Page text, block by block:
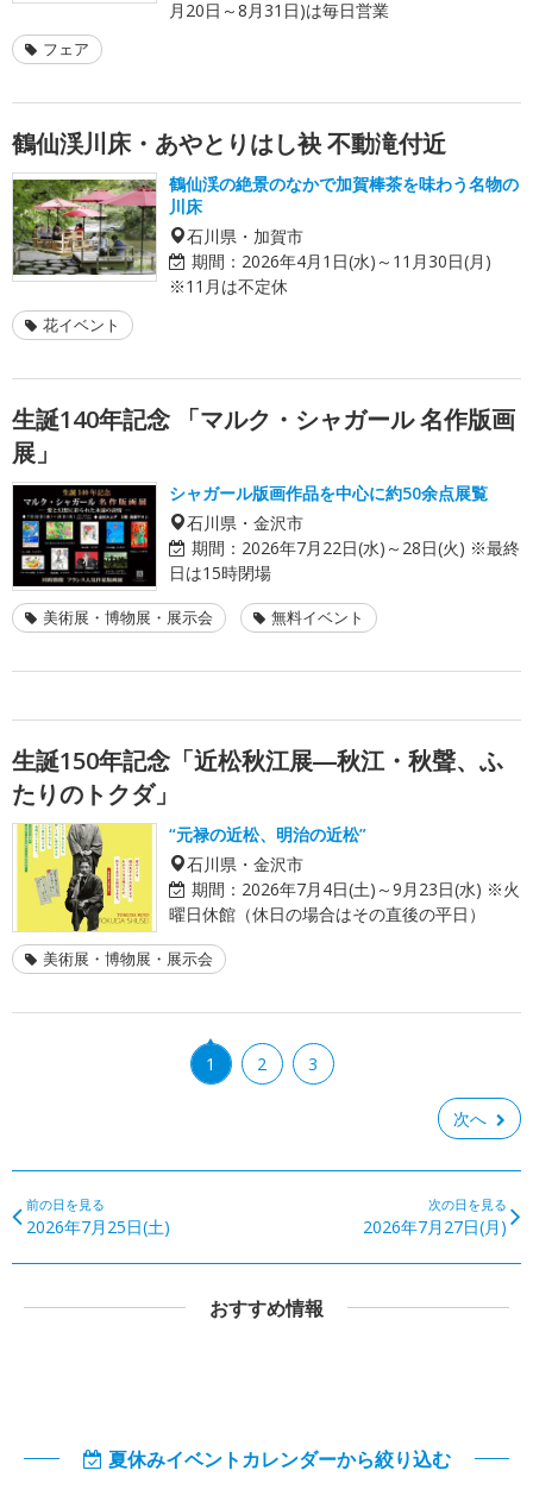
月20日～8月31日)は毎日営業
フェア
鶴仙渓川床・あやとりはし袂 不動滝付近
鶴仙渓の絶景のなかで加賀棒茶を味わう名物の
川床
石川県・加賀市
期間： 2026年4月1日(水)～11月30日(月)
※11月は不定休
花イベント
生誕140年記念 「マルク・シャガール 名作版画
展」
シャガール版画作品を中心に約50余点展覧
石川県・金沢市
期間： 2026年7月22日(水)～28日(火) ※最終
日は15時閉場
美術展・博物展・展示会 無料イベント
生誕150年記念「近松秋江展―秋江・秋聲、ふ
たりのトクダ」
“元禄の近松、明治の近松”
石川県・金沢市
期間： 2026年7月4日(土)～9月23日(水) ※火
曜日休館（休日の場合はその直後の平日）
美術展・博物展・展示会
1 2 3
次へ
前の日を見る
2026年7月25日(土)
次の日を見る
2026年7月27日(月)
おすすめ情報
夏休みイベントカレンダーから絞り込む